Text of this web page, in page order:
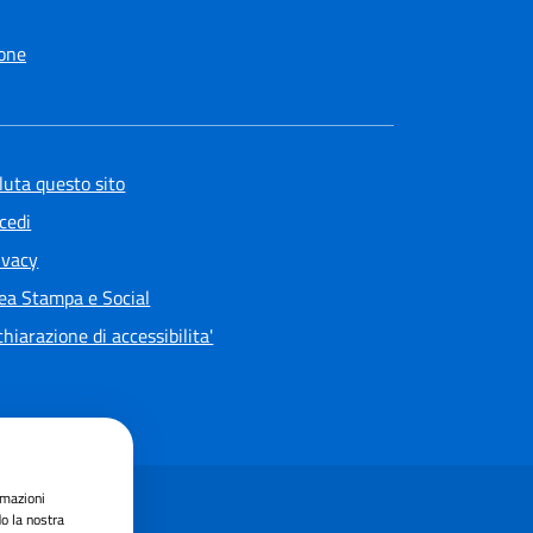
questo sito
Stampa e Social
di accessibilita'
la nostra